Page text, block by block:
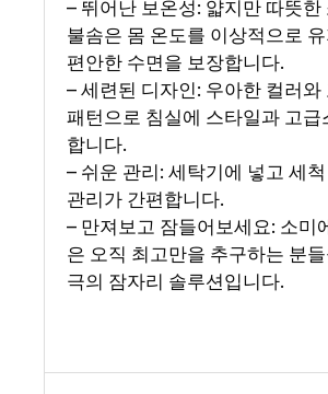
– 뛰어난 보온성: 얇지만 따뜻한
불솜은 몸 온도를 이상적으로
편안한 수면을 보장합니다.
– 세련된 디자인: 우아한 컬러와
패턴으로 침실에 스타일과 고급
합니다.
– 쉬운 관리: 세탁기에 넣고 세
관리가 간편합니다.
– 만져보고 잠들어보세요: 소미
은 오직 최고만을 추구하는 분
극의 잠자리 솔루션입니다.